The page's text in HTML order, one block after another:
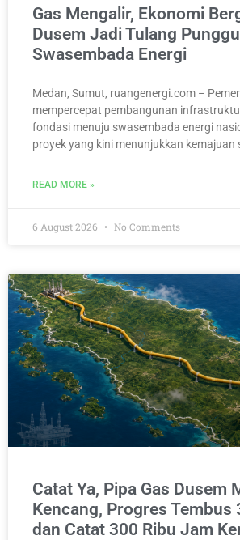
Gas Mengalir, Ekonomi
Dusem Jadi Tulang
Swasembada Energi
Medan, Sumut, ruangenergi.com –
mempercepat pembangunan
fondasi menuju swasembada energi
proyek yang kini menunjukkan kemajuan
READ MORE »
6 August 2026 No Comments
Catat Ya, Pipa Gas Dusem
Kencang, Progres Tembus
dan Catat 300 Ribu Jam